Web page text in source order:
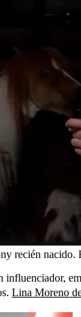
recién nacido.
Lina Moreno